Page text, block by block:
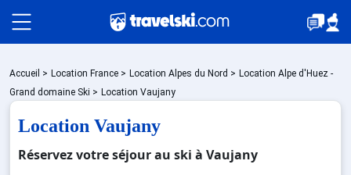
Packages
🚆Train de nuit
Accueil > Location France > Location Alpes du Nord > Location Alpe d'Huez -
Grand domaine Ski > Location Vaujany
Location Vaujany
Réservez votre séjour au ski à Vaujany